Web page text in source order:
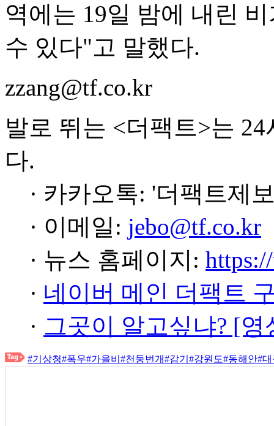
역에는 19일 밤에 내린
수 있다"고 말했다.
zzang@tf.co.kr
발로 뛰는 <더팩트>는
다.
· 카카오톡: '더팩트제
· 이메일: jebo@tf.co.kr
· 뉴스 홈페이지:
· 네이버 메인 더팩트
· 그곳이 알고싶냐? [
#기상청#폭우#가을비 #천둥번개#감기 #강원도#동해안#